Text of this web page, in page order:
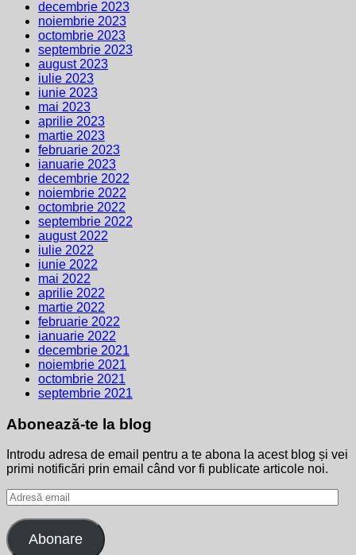
decembrie 2023
noiembrie 2023
octombrie 2023
septembrie 2023
august 2023
iulie 2023
iunie 2023
mai 2023
aprilie 2023
martie 2023
februarie 2023
ianuarie 2023
decembrie 2022
noiembrie 2022
octombrie 2022
septembrie 2022
august 2022
iulie 2022
iunie 2022
mai 2022
aprilie 2022
martie 2022
februarie 2022
ianuarie 2022
decembrie 2021
noiembrie 2021
octombrie 2021
septembrie 2021
Abonează-te la blog
Introdu adresa de email pentru a te abona la acest blog și vei
primi notificări prin email când vor fi publicate articole noi.
Adresă
email
Abonare